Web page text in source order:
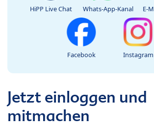
HiPP Live Chat Whats-App-Kanal E-
Facebook Instagram
Jetzt einloggen und
mitmachen